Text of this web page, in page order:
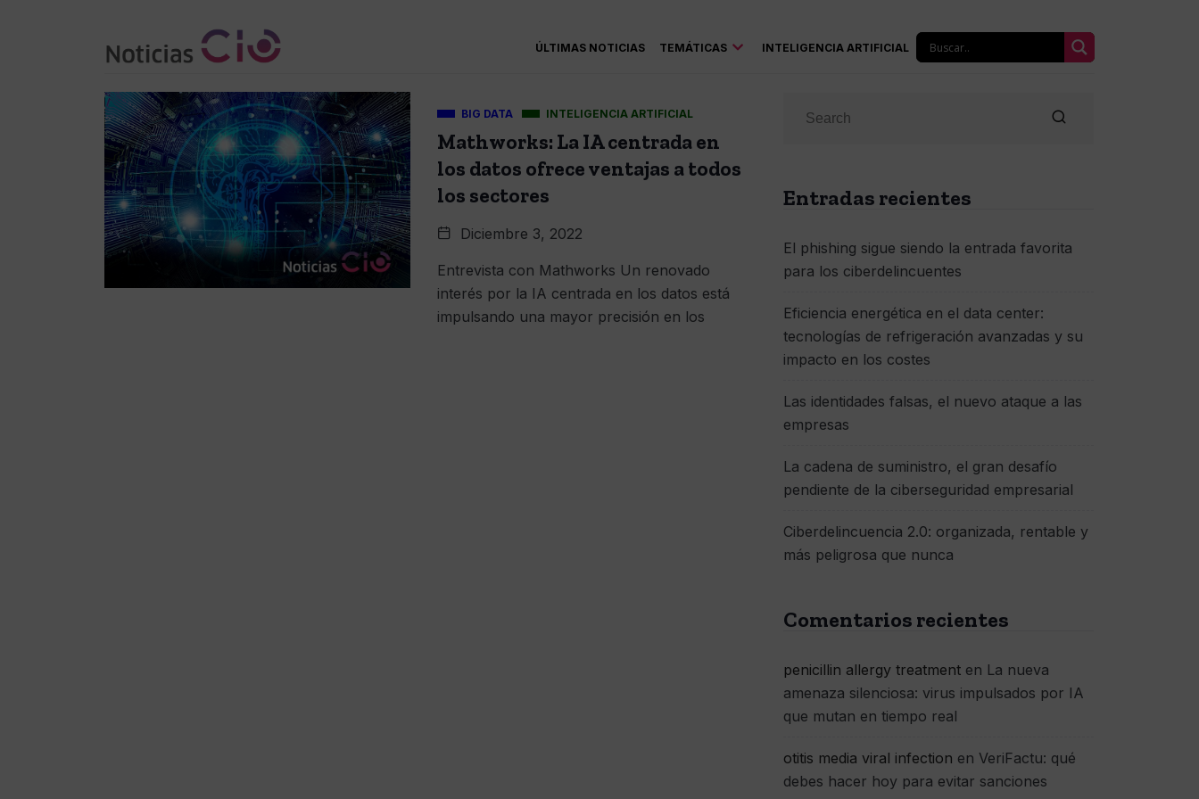
ÚLTIMAS NOTICIAS TEMÁTICAS INTELIGENCIA ARTIFICIAL
BIG DATA INTELIGENCIA ARTIFICIAL
Mathworks: La IA centrada en
los datos ofrece ventajas a todos
los sectores
Diciembre 3, 2022
Entrevista con Mathworks Un renovado
interés por la IA centrada en los datos está
impulsando una mayor precisión en los
Entradas recientes
El phishing sigue siendo la entrada favorita
para los ciberdelincuentes
Eficiencia energética en el data center:
tecnologías de refrigeración avanzadas y su
impacto en los costes
Las identidades falsas, el nuevo ataque a las
empresas
La cadena de suministro, el gran desafío
pendiente de la ciberseguridad empresarial
Ciberdelincuencia 2.0: organizada, rentable y
más peligrosa que nunca
Comentarios recientes
penicillin allergy treatment en La nueva
amenaza silenciosa: virus impulsados por IA
que mutan en tiempo real
otitis media viral infection en VeriFactu: qué
debes hacer hoy para evitar sanciones